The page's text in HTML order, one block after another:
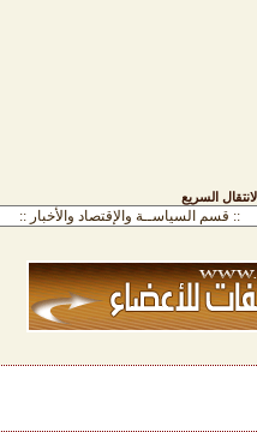
السريع